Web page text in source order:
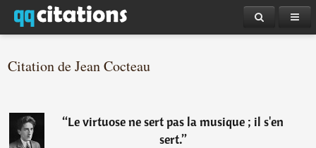
Citation de Jean Cocteau
“Le virtuose ne sert pas la musique ; il s'en
sert.”